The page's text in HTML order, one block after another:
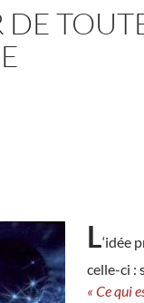
DE
L‘idée
celle-ci :
« Ce qui